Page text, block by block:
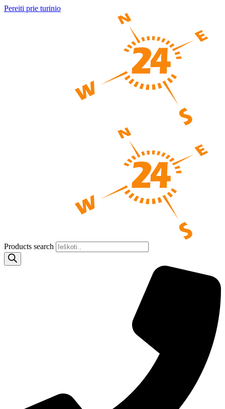
Pereiti prie turinio
Products search